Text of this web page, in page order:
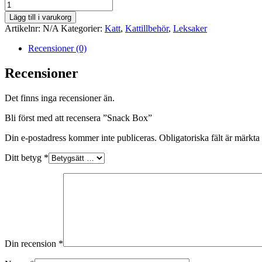
Snack
Box
mängd
Lägg till i varukorg
Artikelnr: N/A Kategorier: Katt, Kattillbehör, Leksaker
Recensioner (0)
Recensioner
Det finns inga recensioner än.
Bli först med att recensera ”Snack Box”
Din e-postadress kommer inte publiceras. Obligatoriska fält är märkta
Ditt betyg *
Din recension *